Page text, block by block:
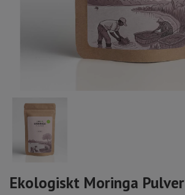
Ekologiskt Moringa Pulver